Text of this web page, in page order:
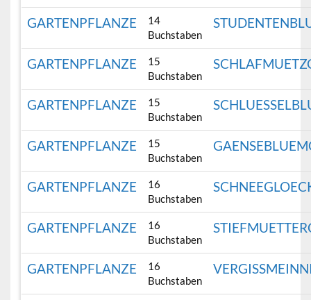
GARTENPFLANZE
14
Buchstaben
GARTENPFLANZE
15
Buchstaben
GARTENPFLANZE
15
Buchstaben
GARTENPFLANZE
15
Buchstaben
GARTENPFLANZE
16
Buchstaben
GARTENPFLANZE
16
Buchstaben
GARTENPFLANZE
16
Buchstaben